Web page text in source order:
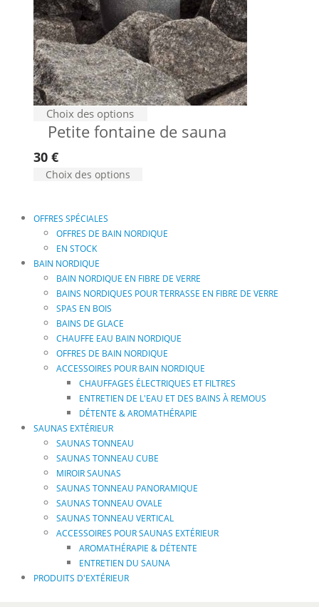
Choix des options
Petite fontaine de sauna
30€
Choix des options
OFFRES SPÉCIALES
OFFRES DE BAIN NORDIQUE
EN STOCK
BAIN NORDIQUE
BAIN NORDIQUE EN FIBRE DE VERRE
BAINS NORDIQUES POUR TERRASSE EN FIBRE DE VERRE
SPAS EN BOIS
BAINS DE GLACE
CHAUFFE EAU BAIN NORDIQUE
OFFRES DE BAIN NORDIQUE
ACCESSOIRES POUR BAIN NORDIQUE
CHAUFFAGES ÉLECTRIQUES ET FILTRES
ENTRETIEN DE L'EAU ET DES BAINS À REMOUS
DÉTENTE & AROMATHÉRAPIE
SAUNAS EXTÉRIEUR
SAUNAS TONNEAU
SAUNAS TONNEAU CUBE
MIROIR SAUNAS
SAUNAS TONNEAU PANORAMIQUE
SAUNAS TONNEAU OVALE
SAUNAS TONNEAU VERTICAL
ACCESSOIRES POUR SAUNAS EXTÉRIEUR
AROMATHÉRAPIE & DÉTENTE
ENTRETIEN DU SAUNA
PRODUITS D'EXTÉRIEUR